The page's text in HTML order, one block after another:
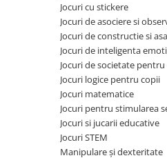
Lipici si adezivi
Suport pentru decor
Pictura pe numere
Sarma plusata
Seturi de creatie
Tablouri diamonds
Stimulare auditiva
Stimulare olfactiva si gustativa
Stimulare tactila
Stimulare vizuala
Seturi si jocuri magnetice
Jocuri cu stickere
Jocuri de asociere si
Jocuri de constructie si
Jocuri de inteligenta
Jocuri de societate
Jocuri logice pentru copii
Jocuri matematice
Jocuri pentru stimularea
Jocuri si jucarii educative
Jocuri STEM
Manipulare și dexteritate